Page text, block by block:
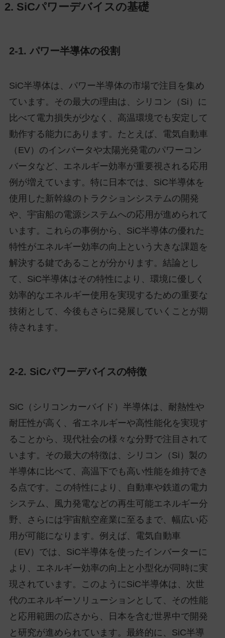
2. SiCパワーデバイスの基礎
2-1. パワー半導体の役割
SiC半導体は、パワー半導体の市場で注目を集め
ています。その最大の理由は、シリコン（Si）に
比べて電力損失が少なく、高温環境でも安定して
動作する能力にあります。たとえば、電気自動車
（EV）のインバータや太陽光発電のパワーコン
バータなど、エネルギー効率が重要視される応用
例が増えています。特に日本では、SiC半導体を
使用した新幹線のトラクションシステムの開発
や、宇宙船の電源システムへの応用が進められて
います。これらの事例から、SiC半導体の優れた
特性がエネルギー効率の向上という大きな課題を
解決する鍵であることが分かります。結論とし
て、SiC半導体はその特性により、環境に優しく
効率的なエネルギー使用を実現するための重要な
技術として、今後もさらに発展していくことが期
待されます。
2-2. SiCパワーデバイスの特徴
SiC（シリコンカーバイド）半導体は、耐熱性や
耐圧性が高く、省エネルギーや高性能化を実現す
ることから、現代社会の様々な分野で注目されて
います。その最大の特徴は、シリコン（Si）製の
半導体に比べて、高温下でも高い性能を維持でき
る点です。この特性により、自動車や鉄道の電力
システム、風力発電などの再生可能エネルギー分
野、さらには宇宙航空産業に至るまで、幅広い応
用が可能になります。例えば、電気自動車
（EV）では、SiC半導体を使ったインバーターに
より、エネルギー効率の向上と小型化が同時に実
現されています。このようにSiC半導体は、次世
代のエネルギーソリューションとして、その性能
と応用範囲の広さから、日本を含む世界中で開発
と研究が進められています。最終的に、SiC半導